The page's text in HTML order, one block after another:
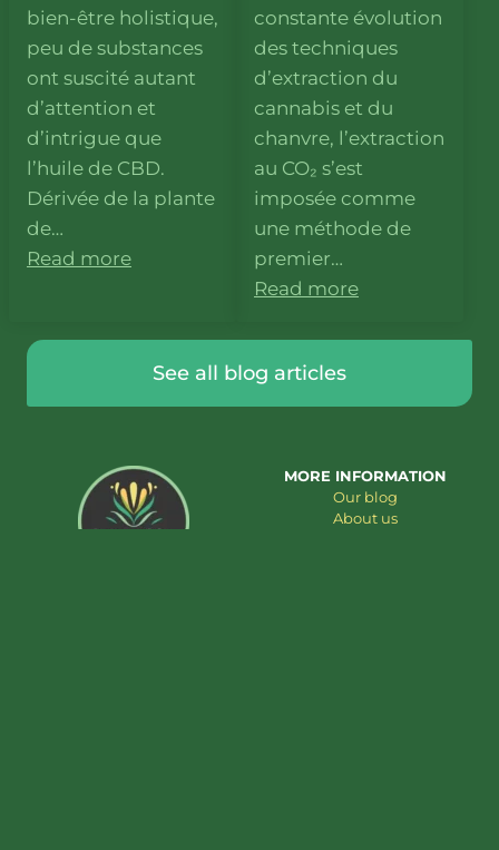
bien-être holistique,
peu de substances
ont suscité autant
d’attention et
d’intrigue que
l’huile de CBD.
Dérivée de la plante
de…
Read more
constante évolution
des techniques
d’extraction du
cannabis et du
chanvre, l’extraction
au CO₂ s’est
imposée comme
une méthode de
premier…
Read more
See all blog articles
MORE INFORMATION
Our blog
About us